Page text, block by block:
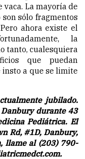
vaca. La mayoría de
sólo fragmentos
ahora existe el
la
tanto, cualesquiera
que puedan
insto a que se limite
jubilado.
durante 43
Pediátrica. El
Rd, #1D, Danbury,
llame al (203) 790-